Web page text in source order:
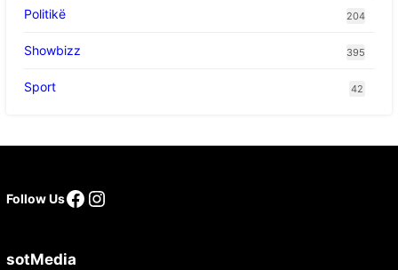
Politikë 204
Showbizz 395
Sport 42
Follow Us
sotMedia